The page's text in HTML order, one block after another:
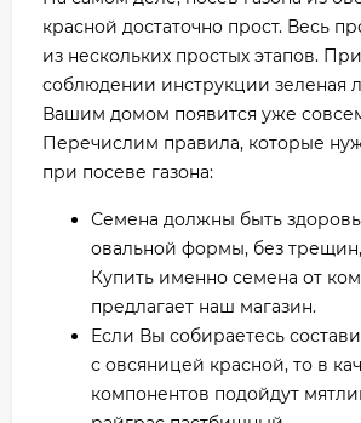
красной достаточно прост. Весь
из нескольких простых этапов.
соблюдении инструкции зеленая
Вашим домом появится уже
Перечислим правила, которые
при посеве газона:
Семена должны быть
овальной формы, без
Купить именно семена от
предлагает наш магазин.
Если Вы собираетесь
с овсяницей красной, то в
компонентов подойдут